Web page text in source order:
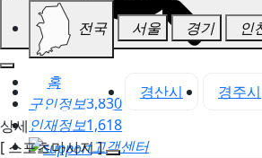
홈
구인정보3,830
인재정보1,618
고객센터
전국
서울 경기 인
경북 전체 경산시 경주시
상세
[ 스포츠마사지 ]